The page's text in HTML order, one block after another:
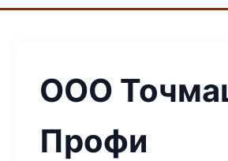
ООО
Профи